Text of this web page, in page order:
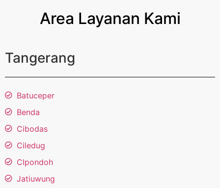
Area Layanan Kami
Tangerang
Batuceper
Benda
Cibodas
Ciledug
CIpondoh
Jatiuwung